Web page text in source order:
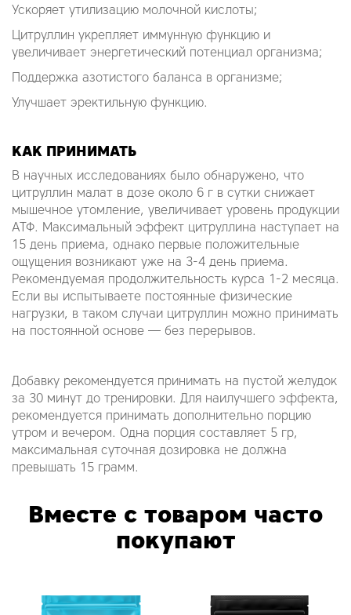
Ускоряет утилизацию молочной кислоты;
Цитруллин укрепляет иммунную функцию и
увеличивает энергетический потенциал организма;
Поддержка азотистого баланса в организме;
Улучшает эректильную функцию.
КАК ПРИНИМАТЬ
В научных исследованиях было обнаружено, что
цитруллин малат в дозе около 6 г в сутки снижает
мышечное утомление, увеличивает уровень продукции
АТФ. Максимальный эффект цитруллина наступает на
15 день приема, однако первые положительные
ощущения возникают уже на 3-4 день приема.
Рекомендуемая продолжительность курса 1-2 месяца.
Если вы испытываете постоянные физические
нагрузки, в таком случаи цитруллин можно принимать
на постоянной основе — без перерывов.
Добавку рекомендуется принимать на пустой желудок
за 30 минут до тренировки. Для наилучшего эффекта,
рекомендуется принимать дополнительно порцию
утром и вечером. Одна порция составляет 5 гр,
максимальная суточная дозировка не должна
превышать 15 грамм.
Вместе с товаром часто
покупают